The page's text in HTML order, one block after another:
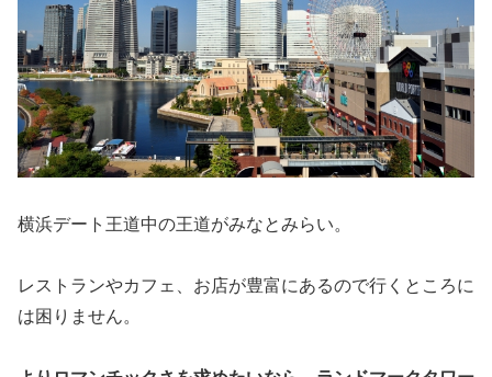
横浜デート王道中の王道がみなとみらい。
レストランやカフェ、お店が豊富にあるので行くところに
は困りません。